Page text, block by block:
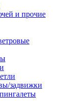
и прочие
задвижки